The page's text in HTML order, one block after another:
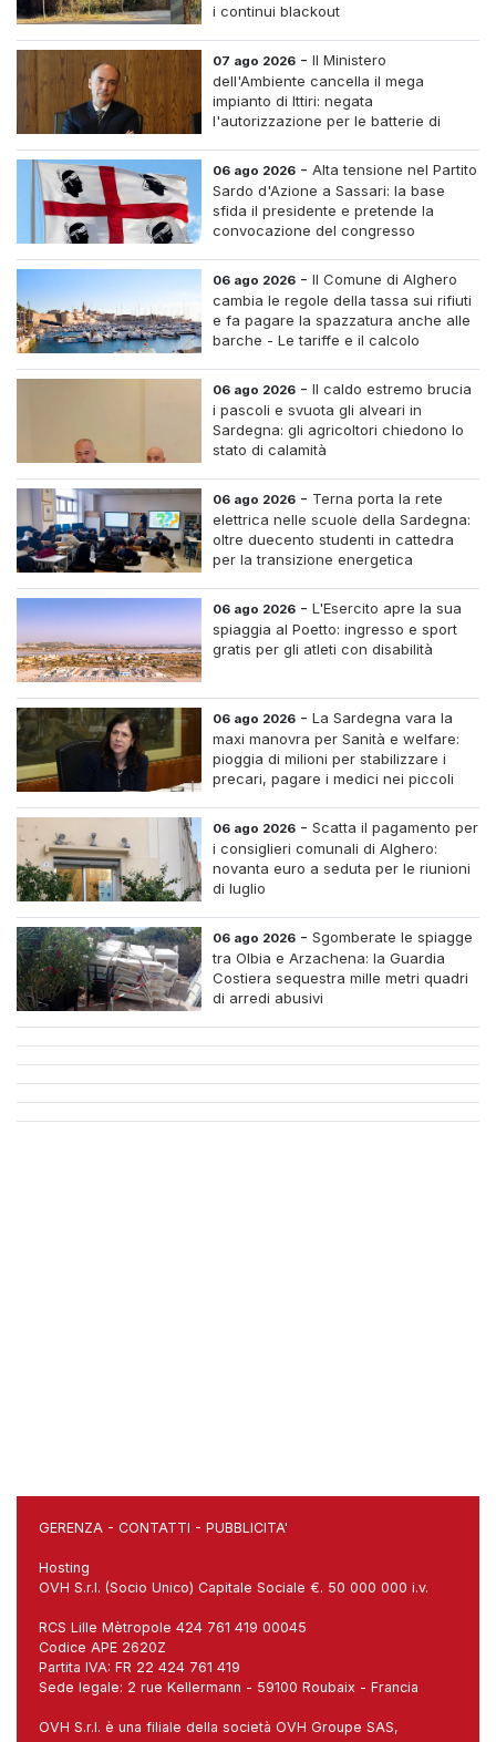
i continui blackout
07 ago 2026 -Il Ministero
dell'Ambiente cancella il mega
impianto di Ittiri: negata
l'autorizzazione per le batterie di
06 ago 2026 -Alta tensione nel Partito
Sardo d'Azione a Sassari: la base
sfida il presidente e pretende la
convocazione del congresso
06 ago 2026 -Il Comune di Alghero
cambia le regole della tassa sui rifiuti
e fa pagare la spazzatura anche alle
barche - Le tariffe e il calcolo
06 ago 2026 -Il caldo estremo brucia
i pascoli e svuota gli alveari in
Sardegna: gli agricoltori chiedono lo
stato di calamità
06 ago 2026 - Terna porta la rete
elettrica nelle scuole della Sardegna:
oltre duecento studenti in cattedra
per la transizione energetica
06 ago 2026 -L'Esercito apre la sua
spiaggia al Poetto: ingresso e sport
gratis per gli atleti con disabilità
06 ago 2026 -La Sardegna vara la
maxi manovra per Sanità e welfare:
pioggia di milioni per stabilizzare i
precari, pagare i medici nei piccoli
case di riposo.
06 ago 2026 -Scatta il pagamento per
i consiglieri comunali di Alghero:
novanta euro a seduta per le riunioni
di luglio
06 ago 2026 -Sgomberate le spiagge
tra Olbia e Arzachena: la Guardia
Costiera sequestra mille metri quadri
di arredi abusivi
GERENZA - CONTATTI - PUBBLICITA'
Hosting
OVH S.r.l. (Socio Unico) Capitale Sociale €. 50 000 000 i.v.
RCS Lille Mètropole 424 761 419 00045
Codice APE 2620Z
Partita IVA: FR 22 424 761 419
Sede legale: 2 rue Kellermann - 59100 Roubaix - Francia
OVH S.r.l. è una filiale della società OVH Groupe SAS,